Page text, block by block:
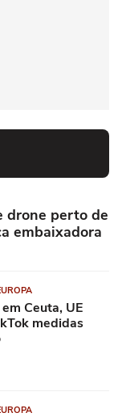
drone perto de
embaixadora
Ceuta, UE
medidas